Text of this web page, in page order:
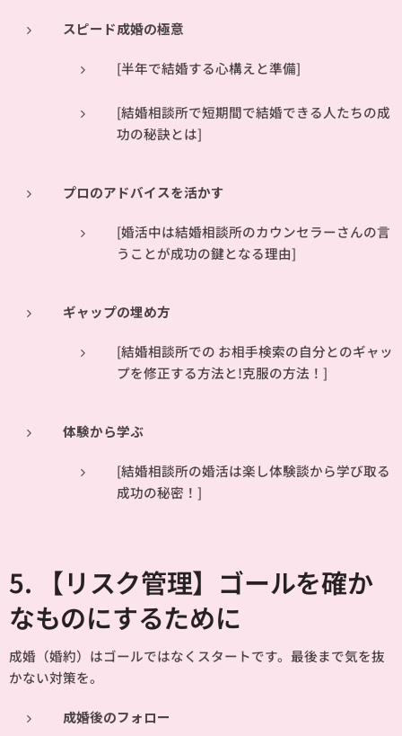
スピード成婚の極意
[半年で結婚する心構えと準備]
[結婚相談所で短期間で結婚できる人たちの成
功の秘訣とは]
プロのアドバイスを活かす
[婚活中は結婚相談所のカウンセラーさんの言
うことが成功の鍵となる理由]
ギャップの埋め方
[結婚相談所での お相手検索の自分とのギャッ
プを修正する方法と!克服の方法！]
体験から学ぶ
[結婚相談所の婚活は楽し体験談から学び取る
成功の秘密！]
5. 【リスク管理】ゴールを確か
なものにするために
成婚（婚約）はゴールではなくスタートです。最後まで気を抜
かない対策を。
成婚後のフォロー